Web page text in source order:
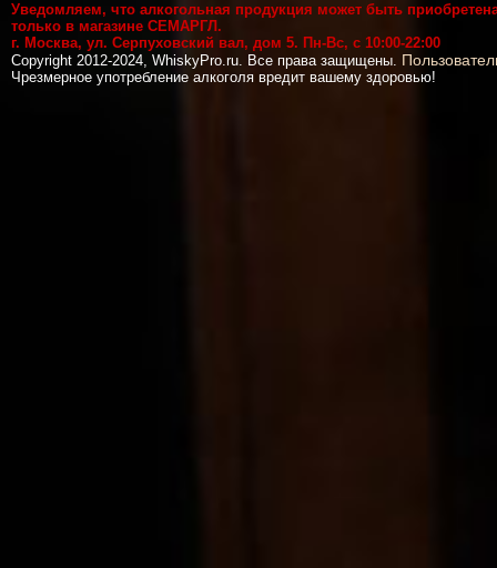
Уведомляем, что алкогольная продукция может быть
только в магазине СЕМАРГЛ.
г. Москва, ул. Серпуховский вал, дом 5. Пн-Вс, с 10:00-22:00
Copyright 2012-2024, WhiskyPro.ru. Все права защищены.
Чрезмерное употребление алкоголя вредит вашему здоровью!